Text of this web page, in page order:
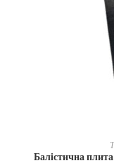
Балістична